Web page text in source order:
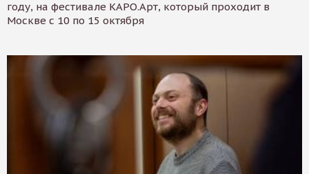
году, на фестивале КАРО.Арт, который проходит в
Москве с 10 по 15 октября